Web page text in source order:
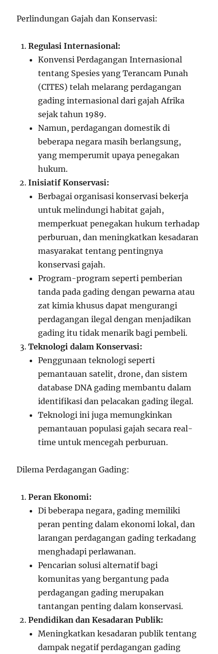
Perlindungan Gajah dan Konservasi:
Regulasi Internasional:
Konvensi Perdagangan Internasional
tentang Spesies yang Terancam Punah
(CITES) telah melarang perdagangan
gading internasional dari gajah Afrika
sejak tahun 1989.
Namun, perdagangan domestik di
beberapa negara masih berlangsung,
yang memperumit upaya penegakan
hukum.
Inisiatif Konservasi:
Berbagai organisasi konservasi bekerja
untuk melindungi habitat gajah,
memperkuat penegakan hukum terhadap
perburuan, dan meningkatkan kesadaran
masyarakat tentang pentingnya
konservasi gajah.
Program-program seperti pemberian
tanda pada gading dengan pewarna atau
zat kimia khusus dapat mengurangi
perdagangan ilegal dengan menjadikan
gading itu tidak menarik bagi pembeli.
Teknologi dalam Konservasi:
Penggunaan teknologi seperti
pemantauan satelit, drone, dan sistem
database DNA gading membantu dalam
identifikasi dan pelacakan gading ilegal.
Teknologi ini juga memungkinkan
pemantauan populasi gajah secara real-
time untuk mencegah perburuan.
Dilema Perdagangan Gading:
Peran Ekonomi:
Di beberapa negara, gading memiliki
peran penting dalam ekonomi lokal, dan
larangan perdagangan gading terkadang
menghadapi perlawanan.
Pencarian solusi alternatif bagi
komunitas yang bergantung pada
perdagangan gading merupakan
tantangan penting dalam konservasi.
Pendidikan dan Kesadaran Publik:
Meningkatkan kesadaran publik tentang
dampak negatif perdagangan gading